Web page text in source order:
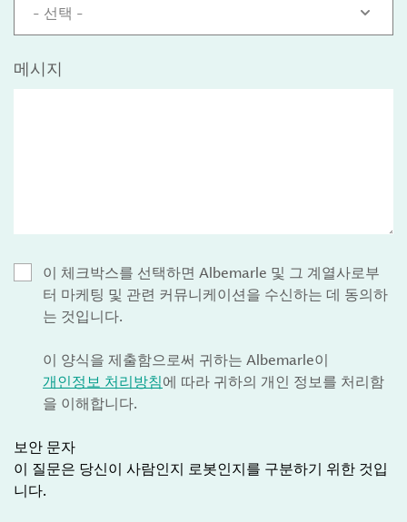
- 선택 -
메시지
이 체크박스를 선택하면 Albemarle 및 그 계열사로부
터 마케팅 및 관련 커뮤니케이션을 수신하는 데 동의하
는 것입니다.
이 양식을 제출함으로써 귀하는 Albemarle이
개인정보 처리방침에 따라 귀하의 개인 정보를 처리함
을 이해합니다.
보안 문자
이 질문은 당신이 사람인지 로봇인지를 구분하기 위한 것입
니다.